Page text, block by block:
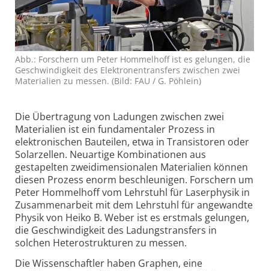
Abb.: Forschern um Peter Hommelhoff ist es gelungen, die
Geschwindigkeit des Elektronen­transfers zwischen zwei
Materialien zu messen. (Bild: FAU / G. Pöhlein)
Die Übertragung von Ladungen zwischen zwei
Materialien ist ein fundamentaler Prozess in
elektronischen Bauteilen, etwa in Transistoren oder
Solarzellen. Neuartige Kombinationen aus
gestapelten zwei­dimensionalen Materialien können
diesen Prozess enorm beschleunigen. Forschern um
Peter Hommelhoff vom Lehrstuhl für Laserphysik in
Zusammenarbeit mit dem Lehrstuhl für angewandte
Physik von Heiko B. Weber ist es erstmals gelungen,
die Geschwindigkeit des Ladungs­transfers in
solchen Heterostrukturen zu messen.
Die Wissenschaftler haben Graphen, eine